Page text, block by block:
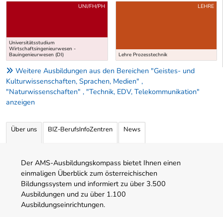
Uber weitere Ausbildungsvorschläge
Universitätsstudium
Wirtschaftsingenieurwesen -
Bauingenieurwesen (DI)
UNI/FH/PH
Lehre Prozesstechnik
LEHRE
Weitere Ausbildungen aus den Bereichen "Geistes- und
Kulturwissenschaften, Sprachen, Medien" ,
"Naturwissenschaften" , "Technik, EDV, Telekommunikation"
anzeigen
Über uns BIZ-BerufsInfoZentren News
Der AMS-Ausbildungskompass bietet Ihnen einen
einmaligen Überblick zum österreichischen
Bildungssystem und informiert zu über 3.500
Ausbildungen und zu über 1.100
Ausbildungseinrichtungen.